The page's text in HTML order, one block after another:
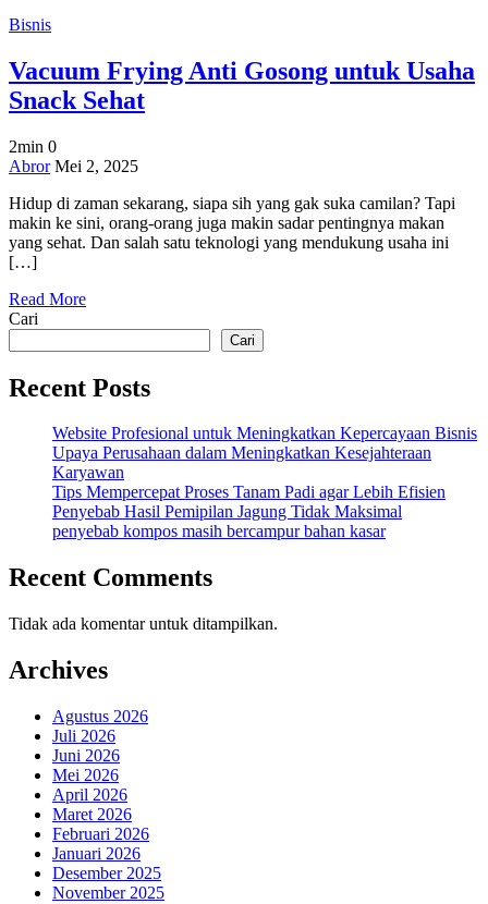
Bisnis
Vacuum Frying Anti Gosong untuk Usaha
Snack Sehat
2min 0
on
Frying
Anti
Gosong
untuk
Snack
Sehat
Abror Mei 2, 2025
Hidup di zaman sekarang, siapa sih yang gak suka camilan? Tapi
makin ke sini, orang-orang juga makin sadar pentingnya makan
yang sehat. Dan salah satu teknologi yang mendukung usaha ini
[…]
Read More
Cari
Cari
Recent Posts
Website Profesional untuk Meningkatkan Kepercayaan Bisnis
Upaya Perusahaan dalam Meningkatkan Kesejahteraan
Karyawan
Tips Mempercepat Proses Tanam Padi agar Lebih Efisien
Penyebab Hasil Pemipilan Jagung Tidak Maksimal
penyebab kompos masih bercampur bahan kasar
Recent Comments
Tidak ada komentar untuk ditampilkan.
Archives
Agustus 2026
Juli 2026
Juni 2026
Mei 2026
April 2026
Maret 2026
Februari 2026
Januari 2026
Desember 2025
November 2025